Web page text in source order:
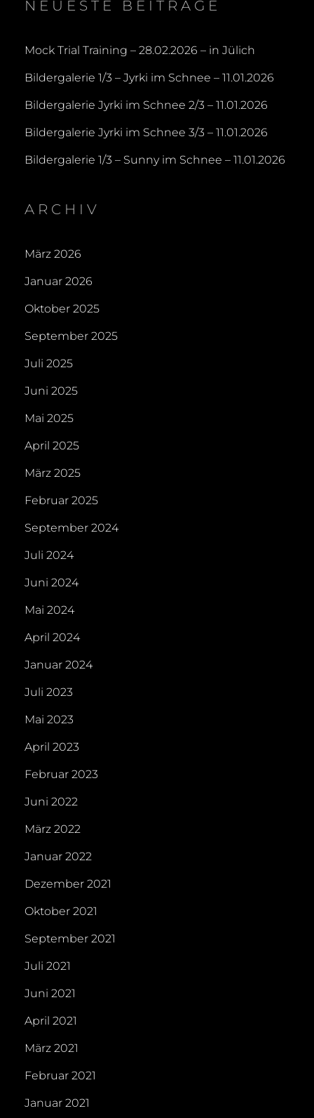
NEUESTE BEITRÄGE
Mock Trial Training – 28.02.2026 – in Jülich
Bildergalerie 1/3 – Jyrki im Schnee – 11.01.2026
Bildergalerie Jyrki im Schnee 2/3 – 11.01.2026
Bildergalerie Jyrki im Schnee 3/3 – 11.01.2026
Bildergalerie 1/3 – Sunny im Schnee – 11.01.2026
ARCHIV
März 2026
Januar 2026
Oktober 2025
September 2025
Juli 2025
Juni 2025
Mai 2025
April 2025
März 2025
Februar 2025
September 2024
Juli 2024
Juni 2024
Mai 2024
April 2024
Januar 2024
Juli 2023
Mai 2023
April 2023
Februar 2023
Juni 2022
März 2022
Januar 2022
Dezember 2021
Oktober 2021
September 2021
Juli 2021
Juni 2021
April 2021
März 2021
Februar 2021
Januar 2021